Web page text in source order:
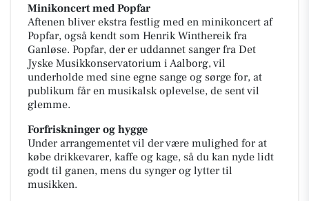
Minikoncert med Popfar
Aftenen bliver ekstra festlig med en minikoncert af
Popfar, også kendt som Henrik Winthereik fra
Ganløse. Popfar, der er uddannet sanger fra Det
Jyske Musikkonservatorium i Aalborg, vil
underholde med sine egne sange og sørge for, at
publikum får en musikalsk oplevelse, de sent vil
glemme.
Forfriskninger og hygge
Under arrangementet vil der være mulighed for at
købe drikkevarer, kaffe og kage, så du kan nyde lidt
godt til ganen, mens du synger og lytter til
musikken.